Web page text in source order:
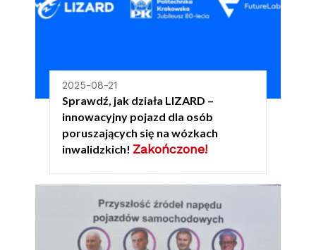
2025-08-21
Sprawdź, jak działa LIZARD –
innowacyjny pojazd dla osób
poruszających się na wózkach
inwalidzkich! Zakończone!